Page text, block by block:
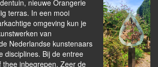
nieuwe Orangerie
terras. In een mooi
omgeving kun je
van
Nederlandse kunstenaars
disciplines. Bij de entree
thee inbegrepen. Zeer de